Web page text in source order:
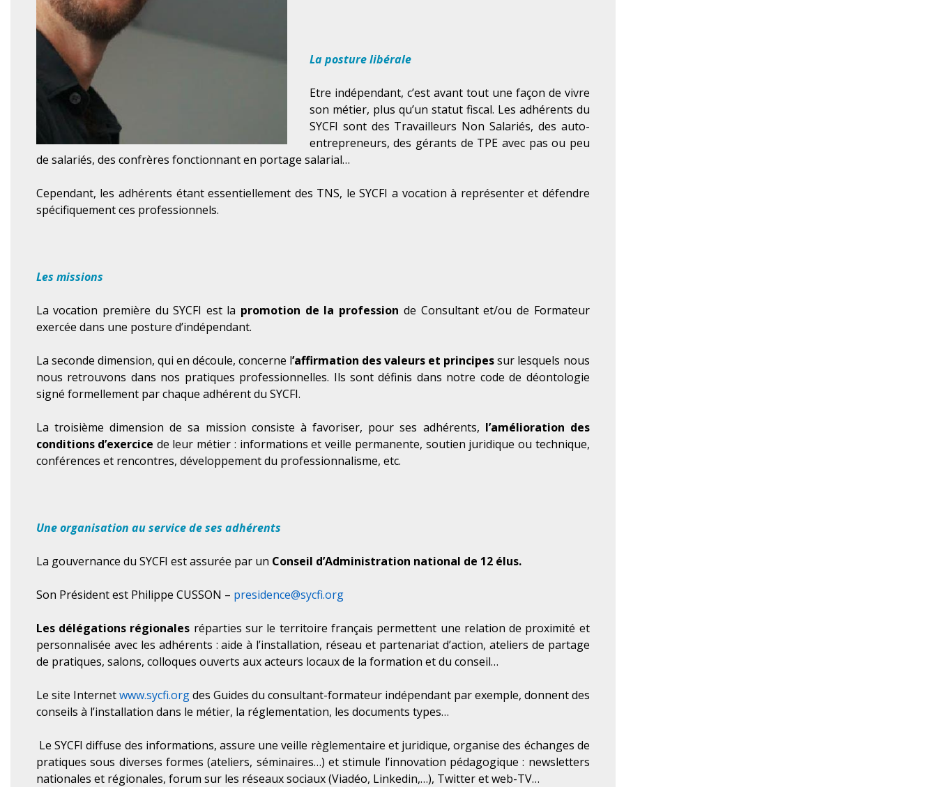
La posture libérale
Etre indépendant, c’est avant tout une façon de vivre
son métier, plus qu’un statut fiscal. Les adhérents du
SYCFI sont des Travailleurs Non Salariés, des auto-
entrepreneurs, des gérants de TPE avec pas ou peu
de salariés, des confrères fonctionnant en portage salarial…
Cependant, les adhérents étant essentiellement des TNS, le SYCFI a vocation à représenter et défendre
spécifiquement ces professionnels.
Les missions
La vocation première du SYCFI est la promotion de la profession de Consultant et/ou de Formateur
exercée dans une posture d’indépendant.
La seconde dimension, qui en découle, concerne l’affirmation des valeurs et principessur lesquels nous
nous retrouvons dans nos pratiques professionnelles. Ils sont définis dans notre code de déontologie
signé formellement par chaque adhérent du SYCFI.
La troisième dimension de sa mission consiste à favoriser, pour ses adhérents, l’amélioration des
conditions d’exercice de leur métier : informations et veille permanente, soutien juridique ou technique,
conférences et rencontres, développement du professionnalisme, etc.
Une organisation au service de ses adhérents
La gouvernance du SYCFI est assurée par un Conseil d’Administration national de 12 élus.
Son Président est Philippe CUSSON – presidence@sycfi.org
Les délégations régionales réparties sur le territoire français permettent une relation de proximité et
personnalisée avec les adhérents : aide à l’installation, réseau et partenariat d’action, ateliers de partage
de pratiques, salons, colloques ouverts aux acteurs locaux de la formation et du conseil…
Le site Internetwww.sycfi.orgdes Guides du consultant-formateur indépendant par exemple, donnent des
conseils à l’installation dans le métier, la réglementation, les documents types…
Le SYCFI diffuse des informations, assure une veille règlementaire et juridique, organise des échanges de
pratiques sous diverses formes (ateliers, séminaires…) et stimule l’innovation pédagogique : newsletters
nationales et régionales, forum sur les réseaux sociaux (Viadéo, Linkedin,…), Twitter et web-TV…